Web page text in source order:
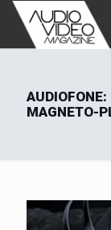
AUDIOFONE:
MAGNETO-